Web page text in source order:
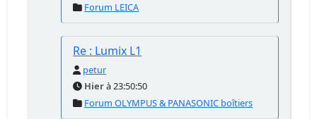
Forum LEICA
Re : Lumix L1
petur
Hierà 23:50:50
Forum OLYMPUS & PANASONIC boîtiers